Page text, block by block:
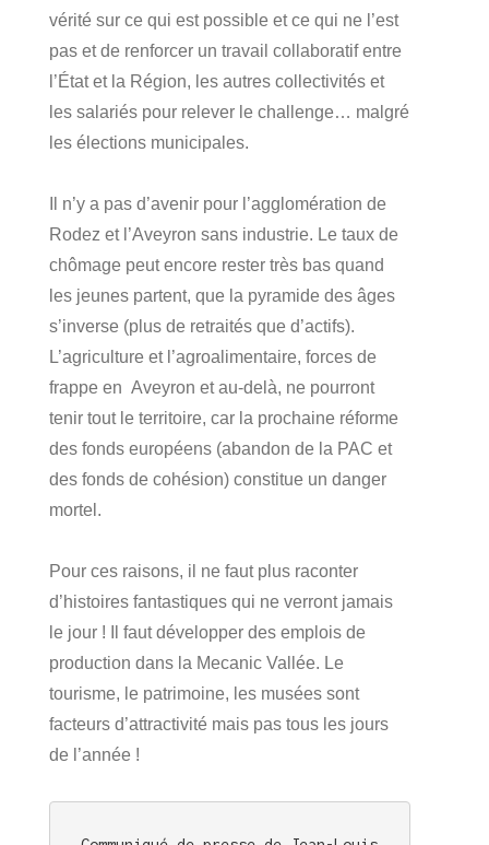
vérité sur ce qui est possible et ce qui ne l’est
pas et de renforcer un travail collaboratif entre
l’État et la Région, les autres collectivités et
les salariés pour relever le challenge… malgré
les élections municipales.
Il n’y a pas d’avenir pour l’agglomération de
Rodez et l’Aveyron sans industrie. Le taux de
chômage peut encore rester très bas quand
les jeunes partent, que la pyramide des âges
s’inverse (plus de retraités que d’actifs).
L’agriculture et l’agroalimentaire, forces de
frappe en Aveyron et au-delà, ne pourront
tenir tout le territoire, car la prochaine réforme
des fonds européens (abandon de la PAC et
des fonds de cohésion) constitue un danger
mortel.
Pour ces raisons, il ne faut plus raconter
d’histoires fantastiques qui ne verront jamais
le jour ! Il faut développer des emplois de
production dans la Mecanic Vallée. Le
tourisme, le patrimoine, les musées sont
facteurs d’attractivité mais pas tous les jours
de l’année !